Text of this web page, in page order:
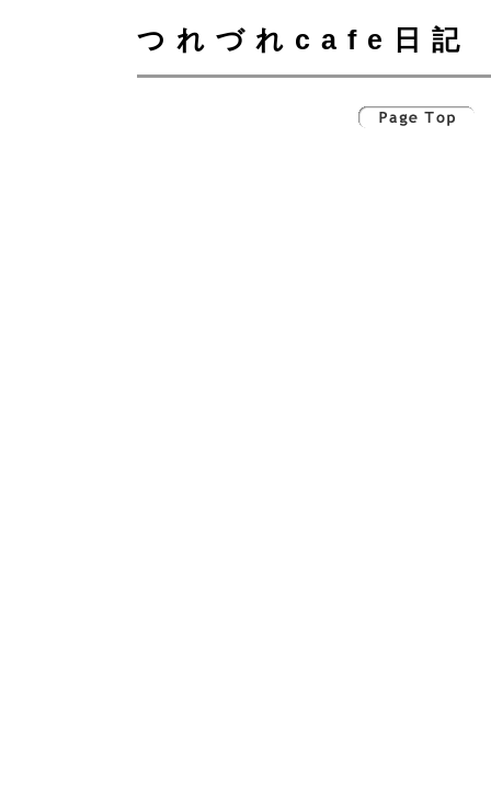
つれづれcafe日記